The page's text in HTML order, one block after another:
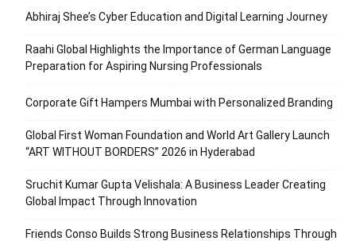
Abhiraj Shee’s Cyber Education and Digital Learning Journey
Raahi Global Highlights the Importance of German Language
Preparation for Aspiring Nursing Professionals
Corporate Gift Hampers Mumbai with Personalized Branding
Global First Woman Foundation and World Art Gallery Launch
“ART WITHOUT BORDERS” 2026 in Hyderabad
Sruchit Kumar Gupta Velishala: A Business Leader Creating
Global Impact Through Innovation
Friends Conso Builds Strong Business Relationships Through